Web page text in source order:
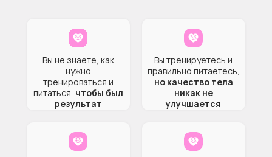
Вы не знаете, как
нужно
тренироваться и
питаться, чтобы был
результат
Вы тренируетесь и
правильно питаетесь,
но качество тела
никак не
улучшается